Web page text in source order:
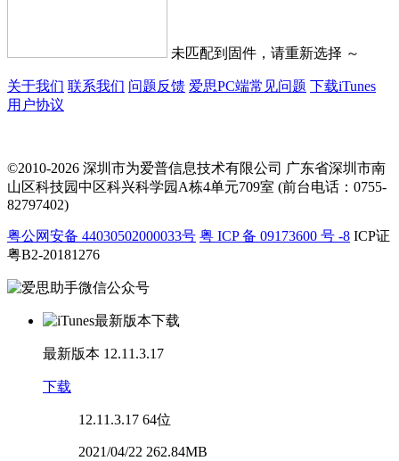
未匹配到固件，请重新选择 ～
关于我们 联系我们 问题反馈 爱思PC端常见问题 下载iTunes
用户协议
©2010-2026 深圳市为爱普信息技术有限公司 广东省深圳市南
山区科技园中区科兴科学园A栋4单元709室 (前台电话：0755-
82797402)
粤公网安备 44030502000033号 粤 ICP 备 09173600 号 -8 ICP证
粤B2-20181276
最新版本 12.11.3.17
下载
12.11.3.17 64位
2021/04/22 262.84MB